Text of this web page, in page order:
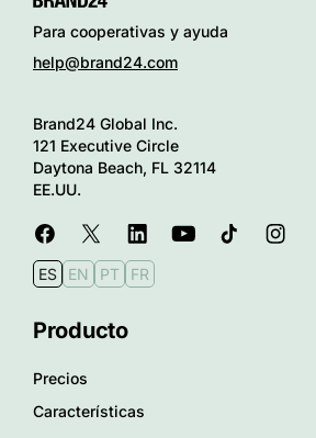
Para cooperativas y ayuda
help@brand24.com
Brand24 Global Inc.
121 Executive Circle
Daytona Beach, FL 32114
EE.UU.
ES EN PT FR
Producto
Precios
Características